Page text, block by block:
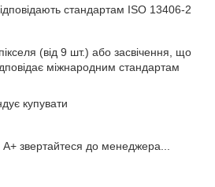
стандартам ISO 13406-2
(від 9 шт.) або засвічення, що
міжнародним стандартам
купувати
звертайтеся до менеджера...